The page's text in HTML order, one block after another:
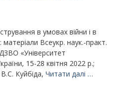
в умовах війни і в
матеріали Всеукр. наук.-практ.
«Університет
15-28 квітня 2022 р.;
Куйбіда, Читати далі …